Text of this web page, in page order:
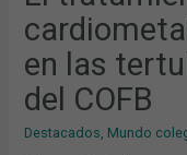
en las
del COFB
Destacados, Mundo